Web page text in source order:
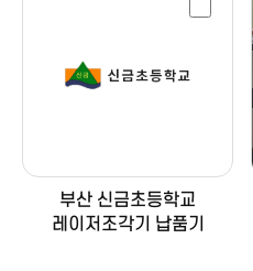
부산 신금초등학교
레이저조각기 납품기